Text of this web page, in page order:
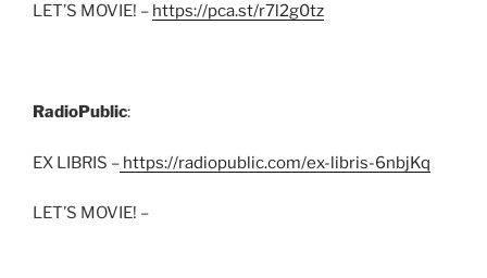
LET’S MOVIE! – https://pca.st/r7l2g0tz
RadioPublic:
EX LIBRIS – https://radiopublic.com/ex-libris-6nbjKq
LET’S MOVIE! –